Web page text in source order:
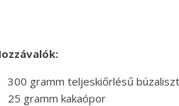
300 gramm teljeskiőrlésű búzaliszt
25 gramm kakaópor